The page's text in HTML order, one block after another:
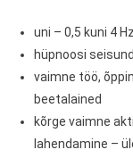
uni – 0,5 kuni 4
hüpnoosi
vaimne töö,
beetalained
kõrge vaimne
lahendamine –